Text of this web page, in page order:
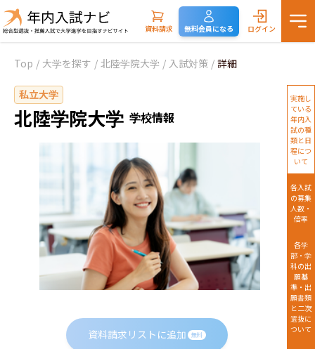
資料請求 無料会員になる ログイン
Top / 大学を探す / 北陸学院大学 / 入試対策 / 詳細
私立大学
北陸学院大学 学校情報
資料請求リストに追加 無料
実施し
ている
年内入
試の種
類と日
程につ
いて
各入試
の募集
人数・
倍率
各学
部・学
科の出
願基
準・出
願書類
と二次
選抜に
ついて